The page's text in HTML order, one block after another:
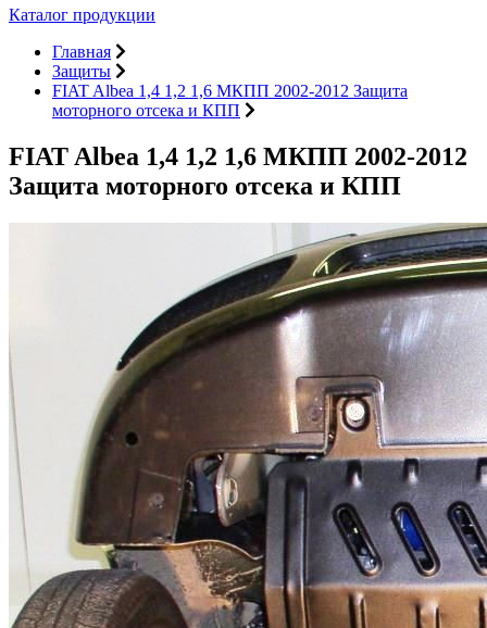
Каталог продукции
Главная
Защиты
FIAT Albea 1,4 1,2 1,6 МКПП 2002-2012 Защита
моторного отсека и КПП
FIAT Albea 1,4 1,2 1,6 МКПП 2002-2012
Защита моторного отсека и КПП